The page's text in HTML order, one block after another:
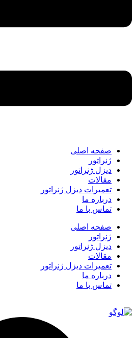
صفحه اصلی
ژنراتور
دیزل ژنراتور
مقالات
تعمیرات دیزل ژنراتور
درباره ما
تماس با ما
صفحه اصلی
ژنراتور
دیزل ژنراتور
مقالات
تعمیرات دیزل ژنراتور
درباره ما
تماس با ما